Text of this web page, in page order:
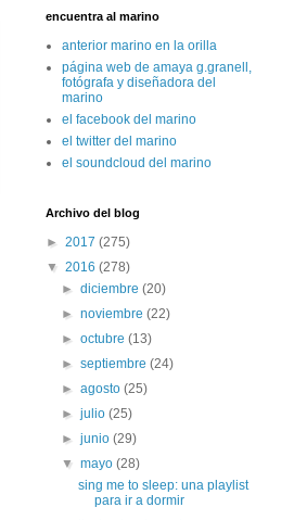
encuentra al marino
anterior marino en la orilla
página web de amaya g.granell,
fotógrafa y diseñadora del
marino
el facebook del marino
el twitter del marino
el soundcloud del marino
Archivo del blog
► 2017 (275)
▼ 2016 (278)
►diciembre(20)
►noviembre(22)
►octubre(13)
►septiembre(24)
►agosto(25)
►julio(25)
►junio(29)
▼mayo(28)
sing me to sleep: una playlist
para ir a dormir